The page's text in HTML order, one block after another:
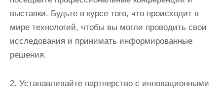
выставки. Будьте в курсе того, что происходит в
мире технологий, чтобы вы могли проводить свои
исследования и принимать информированные
решения.
2. Устанавливайте партнерство с инновационными